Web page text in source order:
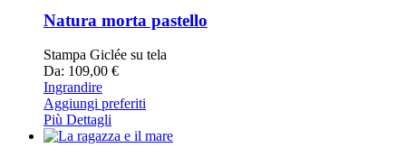
Natura morta pastello
Stampa Giclée su tela
Da: 109,00 €
Ingrandire
Aggiungi preferiti
Più Dettagli